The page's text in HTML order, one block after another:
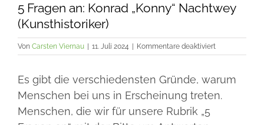
Ausgezeichnet!
5 Fragen
5 Fragen an: Konrad „Konny“ Nachtwey
(Kunsthistoriker)
Von Carsten Viernau 11. Juli 2024 Kommentare deaktiviertfür
5
an:
„Konny“
Es gibt die verschiedensten Gründe, warum
Menschen bei uns in Erscheinung treten.
Menschen, die wir für unsere Rubrik „5